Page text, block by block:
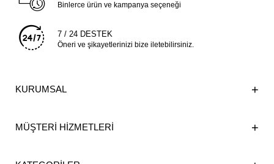
Binlerce ürün ve kampanya seçeneği
7 / 24 DESTEK
Öneri ve şikayetlerinizi bize iletebilirsiniz.
KURUMSAL
MÜŞTERİ HİZMETLERİ